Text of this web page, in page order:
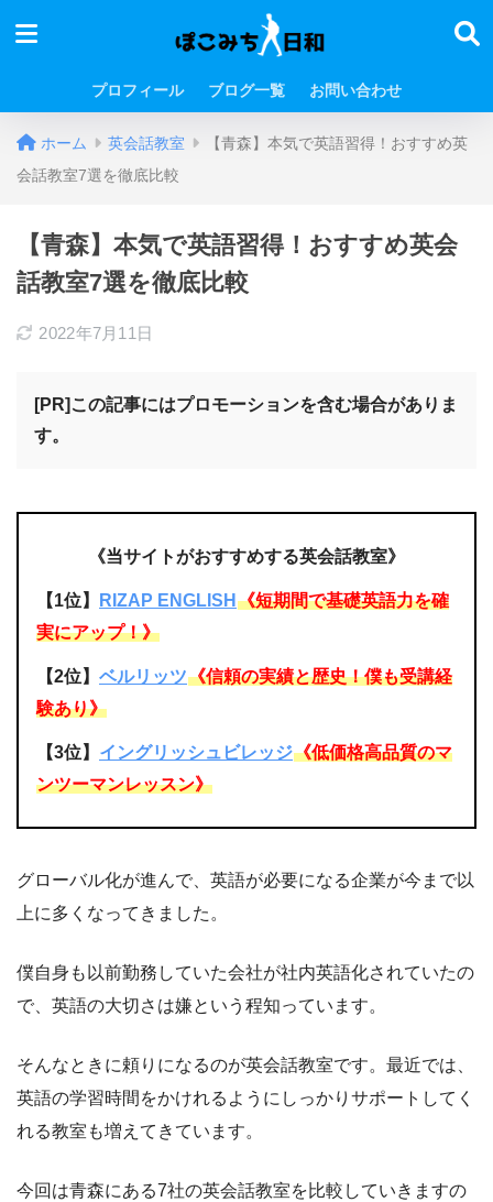
プロフィール ブログ一覧 お問い合わせ
ホーム 英会話教室
【青森】本気で英語習得！おすすめ英
会話教室7選を徹底比較
【青森】本気で英語習得！おすすめ英会
話教室7選を徹底比較
2022年7月11日
[PR]この記事にはプロモーションを含む場合がありま
す。
《当サイトがおすすめする英会話教室》
【1位】 RIZAP ENGLISH 《短期間で基礎英語力を確
実にアップ！》
【2位】 ベルリッツ《信頼の実績と歴史！僕も受講経
験あり》
【3位】 イングリッシュビレッジ《低価格高品質のマ
ンツーマンレッスン》
グローバル化が進んで、英語が必要になる企業が今まで以
上に多くなってきました。
僕自身も以前勤務していた会社が社内英語化されていたの
で、英語の大切さは嫌という程知っています。
そんなときに頼りになるのが英会話教室です。最近では、
英語の学習時間をかけれるようにしっかりサポートしてく
れる教室も増えてきています。
今回は青森にある7社の英会話教室を比較していきますの